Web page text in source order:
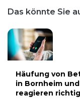
Das könnte Sie
Häufung von
in Bornheim
reagieren richtig